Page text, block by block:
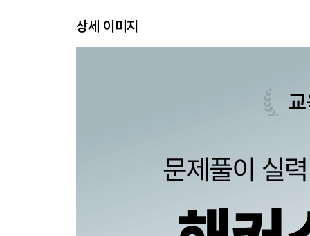
문제 12 토지 비교방식(둘 이상의 용도지역에 걸친
문제 13 토지 비교방식(도시계획시설에 저촉된 토
문제 18 복합부동산 원가방식(개별물건기준, 재조
문제 20 건물 원가방식(분해법)
문제 21 복합부동산 원가방식(개별물건기준)
상세 이미지